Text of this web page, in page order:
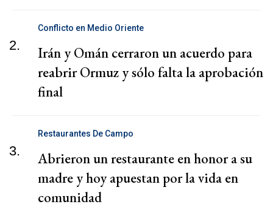
2.
Conflicto en Medio Oriente
Irán y Omán cerraron un acuerdo para
reabrir Ormuz y sólo falta la aprobación
final
3.
Restaurantes De Campo
Abrieron un restaurante en honor a su
madre y hoy apuestan por la vida en
comunidad